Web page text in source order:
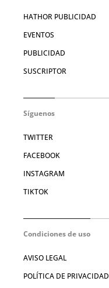
HATHOR PUBLICIDAD
EVENTOS
PUBLICIDAD
SUSCRIPTOR
Síguenos
TWITTER
FACEBOOK
INSTAGRAM
TIKTOK
Condiciones de uso
AVISO LEGAL
POLÍTICA DE PRIVACIDAD